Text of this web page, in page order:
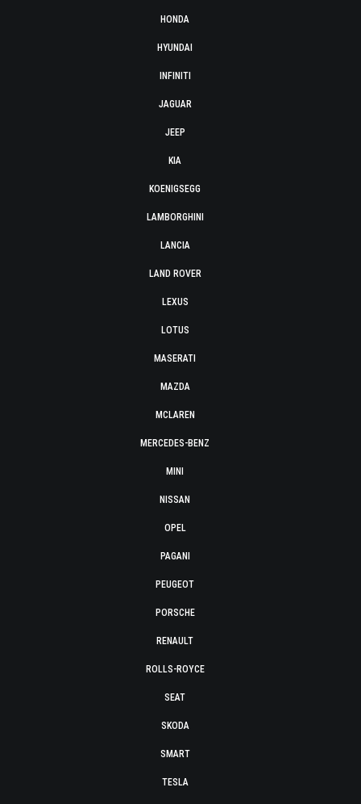
HONDA
HYUNDAI
INFINITI
JAGUAR
JEEP
KIA
KOENIGSEGG
LAMBORGHINI
LANCIA
LAND ROVER
LEXUS
LOTUS
MASERATI
MAZDA
MCLAREN
MERCEDES-BENZ
MINI
NISSAN
OPEL
PAGANI
PEUGEOT
PORSCHE
RENAULT
ROLLS-ROYCE
SEAT
SKODA
SMART
TESLA